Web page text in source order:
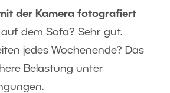
der Kamera fotografiert
auf dem Sofa? Sehr gut.
jedes Wochenende? Das
Belastung unter